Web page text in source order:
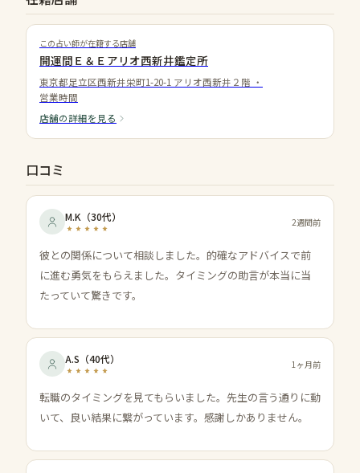
この占い師が在籍する店舗
開運間Ｅ＆Ｅアリオ西新井鑑定所
東京都足立区西新井栄町1-20-1 アリオ西新井２階 ・
営業時間
店舗の詳細を見る
口コミ
M.K （30代） 2週間前
彼との関係について相談しました。的確なアドバイスで前
に進む勇気をもらえました。タイミングの助言が本当に当
たっていて驚きです。
A.S （40代） 1ヶ月前
転職のタイミングを見てもらいました。先生の言う通りに動
いて、良い結果に繋がっています。感謝しかありません。